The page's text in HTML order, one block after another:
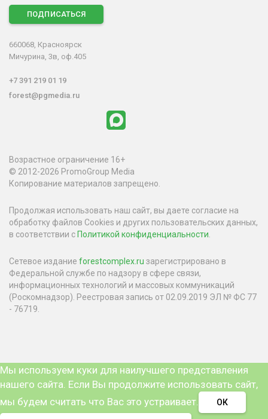
ПОДПИСАТЬСЯ
660068, Красноярск
Мичурина, 3в, оф.405
+7 391 219 01 19
forest@pgmedia.ru
Возрастное ограничение 16+
© 2012-2026 PromoGroup Media
Копирование материалов запрещено.
Продолжая использовать наш сайт, вы даете согласие на
обработку файлов Cookies и других пользовательских данных,
в соответствии с Политикой конфиденциальности
Сетевое издание forestcomplex.ru зарегистрировано в
Федеральной службе по надзору в сфере связи,
информационных технологий и массовых коммуникаций
(Роскомнадзор). Реестровая запись от 02.09.2019 ЭЛ № ФС 77
- 76719.
Мы используем куки для наилучшего представления
нашего сайта. Если Вы продолжите использовать сайт,
мы будем считать что Вас это устраивает.
ОК